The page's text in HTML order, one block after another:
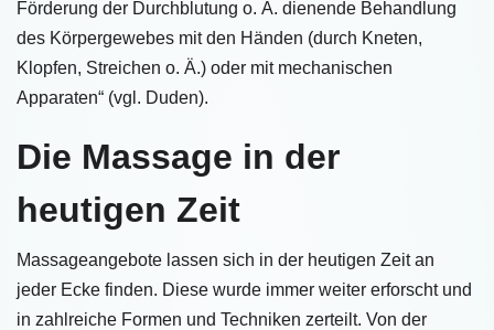
Förderung der Durchblutung o. Ä. dienende Behandlung
des Körpergewebes mit den Händen (durch Kneten,
Klopfen, Streichen o. Ä.) oder mit mechanischen
Apparaten“ (vgl. Duden).
Die Massage in der
heutigen Zeit
Massageangebote lassen sich in der heutigen Zeit an
jeder Ecke finden. Diese wurde immer weiter erforscht und
in zahlreiche Formen und Techniken zerteilt. Von der